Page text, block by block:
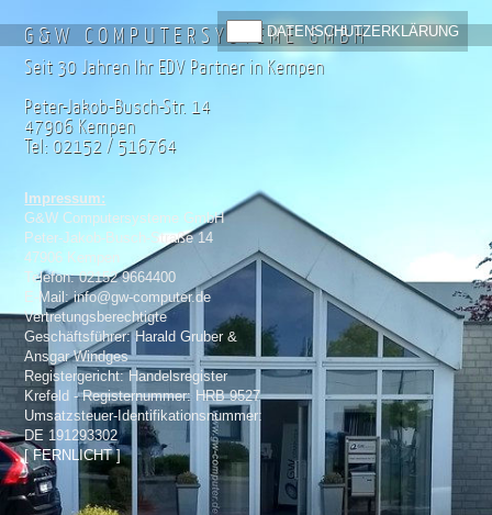
G&W COMPUTERSYSTEME GMBH
Seit 30 Jahren Ihr EDV Partner in Kempen
Peter-Jakob-Busch-Str. 14
47906 Kempen
Tel: 02152 / 516764
DATENSCHUTZERKLÄRUNG
Impressum:
G&W Computersysteme GmbH
Peter-Jakob-Busch-Straße 14
47906 Kempen
Telefon: 02152 9664400
E-Mail: info@gw-computer.de
Vertretungsberechtigte
Geschäftsführer: Harald Gruber &
Ansgar Windges
Registergericht: Handelsregister
Krefeld - Registernummer: HRB 9527
Umsatzsteuer-Identifikationsnummer:
DE 191293302
[ FERNLICHT ]